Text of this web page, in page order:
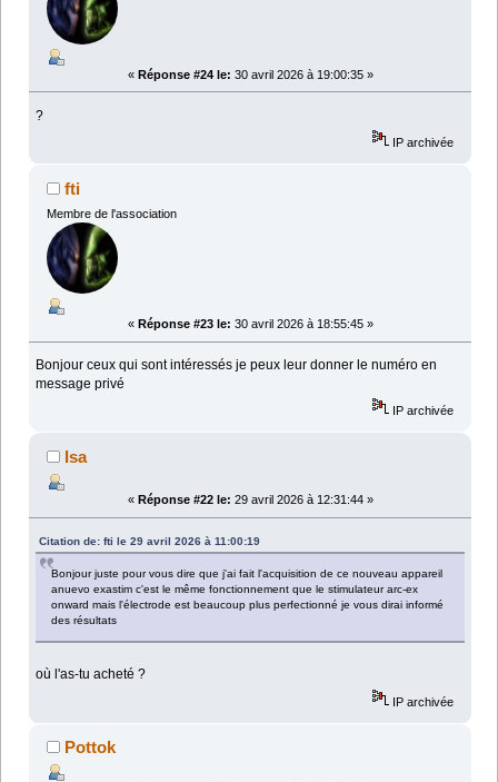
« Réponse #24 le: 30 avril 2026 à 19:00:35 »
?
IP archivée
fti
Membre de l'association
« Réponse #23 le: 30 avril 2026 à 18:55:45 »
Bonjour ceux qui sont intéressés je peux leur donner le numéro en
message privé
IP archivée
Isa
« Réponse #22 le: 29 avril 2026 à 12:31:44 »
Citation de: fti le 29 avril 2026 à 11:00:19
Bonjour juste pour vous dire que j'ai fait l'acquisition de ce nouveau appareil
anuevo exastim c'est le même fonctionnement que le stimulateur arc-ex
onward mais l'électrode est beaucoup plus perfectionné je vous dirai informé
des résultats
où l'as-tu acheté ?
IP archivée
Pottok